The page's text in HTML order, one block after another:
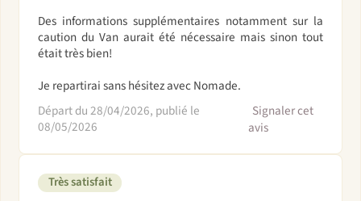
Des informations supplémentaires notamment sur la
caution du Van aurait été nécessaire mais sinon tout
était très bien!
Je repartirai sans hésitez avec Nomade.
Départ du 28/04/2026, publié le
08/05/2026
Signaler cet
avis
Très satisfait